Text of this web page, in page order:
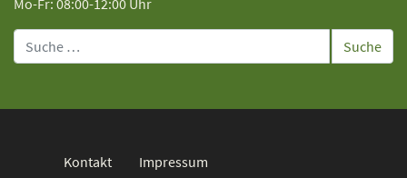
Mo-Fr: 08:00-12:00 Uhr
Suche
Kontakt
Impressum